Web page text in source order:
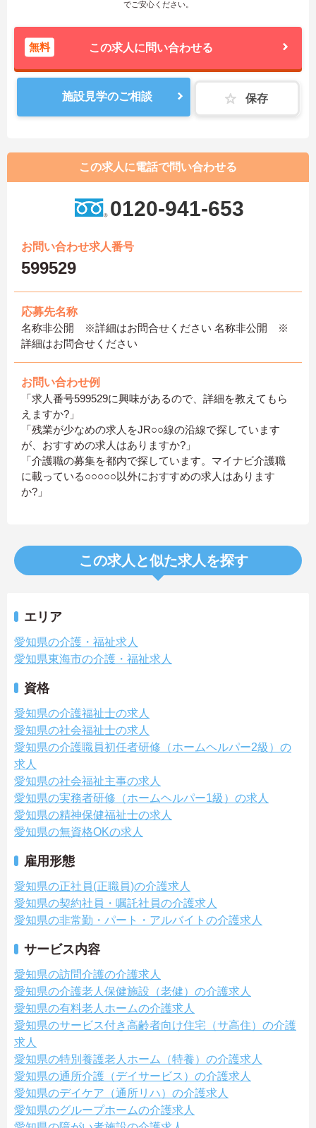
でご安心ください。
無料 この求人に問い合わせる
施設見学のご相談 保存
この求人に電話で問い合わせる
0120-941-653
お問い合わせ求人番号
599529
応募先名称
名称非公開 ※詳細はお問合せください 名称非公開 ※
詳細はお問合せください
お問い合わせ例
「求人番号599529に興味があるので、詳細を教えてもら
えますか?」
「残業が少なめの求人をJR○○線の沿線で探しています
が、おすすめの求人はありますか?」
「介護職の募集を都内で探しています。マイナビ介護職
に載っている○○○○○以外におすすめの求人はあります
か?」
この求人と似た求人を探す
エリア
愛知県の介護・福祉求人
愛知県東海市の介護・福祉求人
資格
愛知県の介護福祉士の求人
愛知県の社会福祉士の求人
愛知県の介護職員初任者研修（ホームヘルパー2級）の
求人
愛知県の社会福祉主事の求人
愛知県の実務者研修（ホームヘルパー1級）の求人
愛知県の精神保健福祉士の求人
愛知県の無資格OKの求人
雇用形態
愛知県の正社員(正職員)の介護求人
愛知県の契約社員・嘱託社員の介護求人
愛知県の非常勤・パート・アルバイトの介護求人
サービス内容
愛知県の訪問介護の介護求人
愛知県の介護老人保健施設（老健）の介護求人
愛知県の有料老人ホームの介護求人
愛知県のサービス付き高齢者向け住宅（サ高住）の介護
求人
愛知県の特別養護老人ホーム（特養）の介護求人
愛知県の通所介護（デイサービス）の介護求人
愛知県のデイケア（通所リハ）の介護求人
愛知県のグループホームの介護求人